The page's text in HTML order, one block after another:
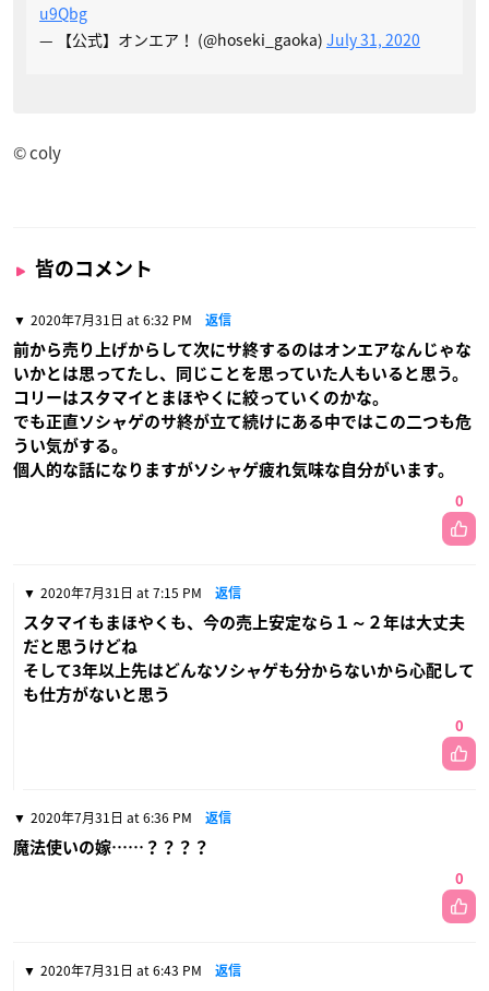
u9Qbg
— 【公式】オンエア！ (@hoseki_gaoka) July 31, 2020
© coly
皆のコメント
2020年7月31日 at 6:32 PM 返信
前から売り上げからして次にサ終するのはオンエアなんじゃな
いかとは思ってたし、同じことを思っていた人もいると思う。
コリーはスタマイとまほやくに絞っていくのかな。
でも正直ソシャゲのサ終が立て続けにある中ではこの二つも危
うい気がする。
個人的な話になりますがソシャゲ疲れ気味な自分がいます。
0
2020年7月31日 at 7:15 PM 返信
スタマイもまほやくも、今の売上安定なら１～２年は大丈夫
だと思うけどね
そして3年以上先はどんなソシャゲも分からないから心配して
も仕方がないと思う
0
2020年7月31日 at 6:36 PM 返信
魔法使いの嫁……？？？？
0
2020年7月31日 at 6:43 PM 返信